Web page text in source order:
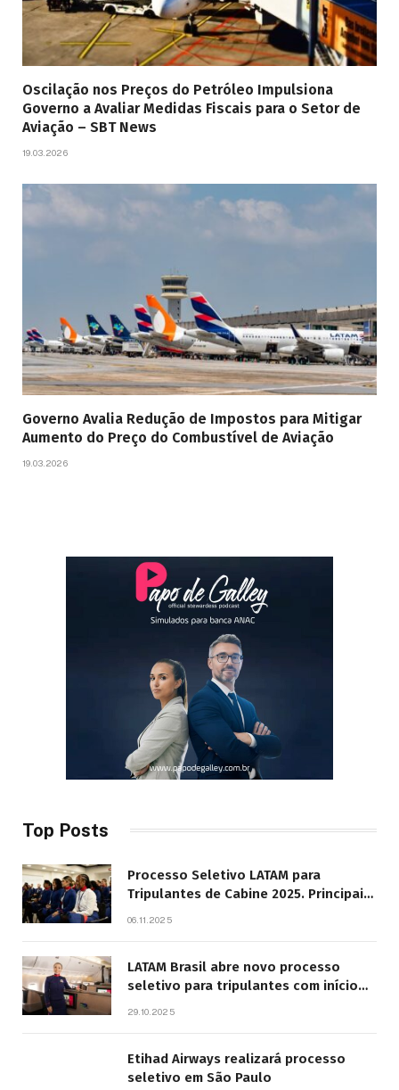
Oscilação nos Preços do Petróleo Impulsiona
Governo a Avaliar Medidas Fiscais para o Setor de
Aviação – SBT News
19.03.2026
Governo Avalia Redução de Impostos para Mitigar
Aumento do Preço do Combustível de Aviação
19.03.2026
Top Posts
Processo Seletivo LATAM para
Tripulantes de Cabine 2025. Principais
06.11.2025
LATAM Brasil abre novo processo
seletivo para tripulantes com início
29.10.2025
Etihad Airways realizará processo
seletivo em São Paulo